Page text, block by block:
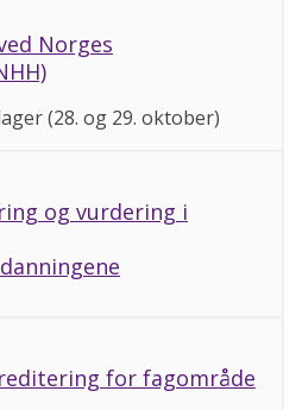
Norges
(28. og 29. oktober)
og vurdering i
for fagområde